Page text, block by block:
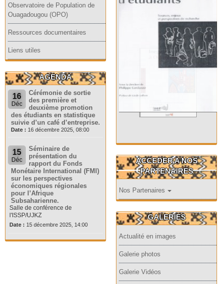
Observatoire de Population de
Ouagadougou (OPO)
Ressources documentaires
Liens utiles
AGENDA
16
Déc
Cérémonie de sortie
des première et
deuxième promotion
des étudiants en statistique
suivie d’un café d’entreprise.
Date : 16 décembre 2025, 08:00
15
Déc
Séminaire de
présentation du
rapport du Fonds
Monétaire International (FMI)
sur les perspectives
économiques régionales
pour l’Afrique
Subsaharienne.
Salle de conférence de
l'ISSP/UJKZ
Date : 15 décembre 2025, 14:00
ACCEDER A NOS
PARTENAIRES
Nos Partenaires
GALERIES
Actualité en images
Galerie photos
Galerie Vidéos